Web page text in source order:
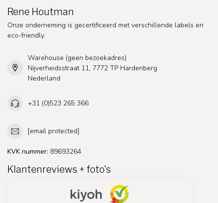
Rene Houtman
Onze onderneming is gecertificeerd met verschillende labels en
eco-friendly.
Warehouse (geen bezoekadres)
Nijverheidsstraat 11, 7772 TP Hardenberg
Nederland
+31 (0)523 265 366
[email protected]
KVK nummer: 89693264
Klantenreviews + foto's